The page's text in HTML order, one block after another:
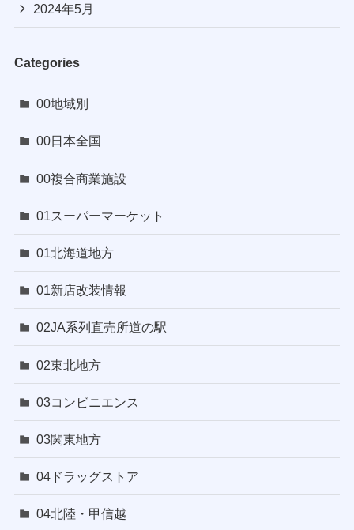
2024年5月
Categories
00地域別
00日本全国
00複合商業施設
01スーパーマーケット
01北海道地方
01新店改装情報
02JA系列直売所道の駅
02東北地方
03コンビニエンス
03関東地方
04ドラッグストア
04北陸・甲信越